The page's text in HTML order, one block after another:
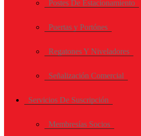
Postes De Estacionamiento
Puertas y Portónes
Regatones Y Niveladores
Señalización Comercial
Servicios De Suscripción
Membresías Socios